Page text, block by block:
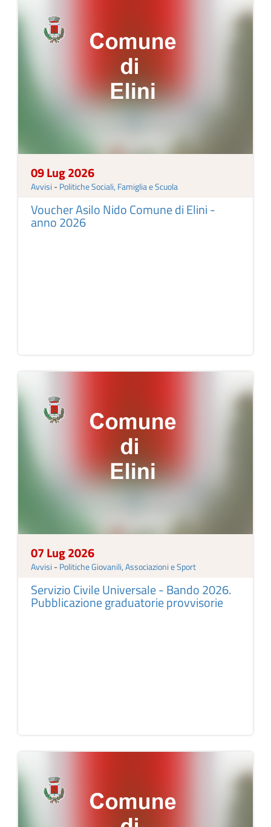
09 Lug 2026
Avvisi - Politiche Sociali, Famiglia e Scuola
Voucher Asilo Nido Comune di Elini -
anno 2026
07 Lug 2026
Avvisi - Politiche Giovanili, Associazioni e Sport
Servizio Civile Universale - Bando 2026.
Pubblicazione graduatorie provvisorie